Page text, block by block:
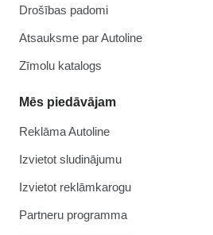
Drošības padomi
Atsauksme par Autoline
Zīmolu katalogs
Mēs piedāvājam
Reklāma Autoline
Izvietot sludinājumu
Izvietot reklāmkarogu
Partneru programma